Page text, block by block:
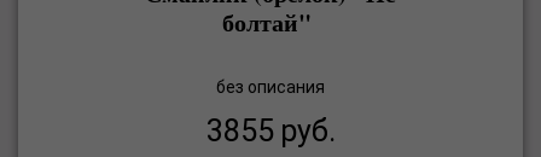
болтай"
без описания
3855 руб.